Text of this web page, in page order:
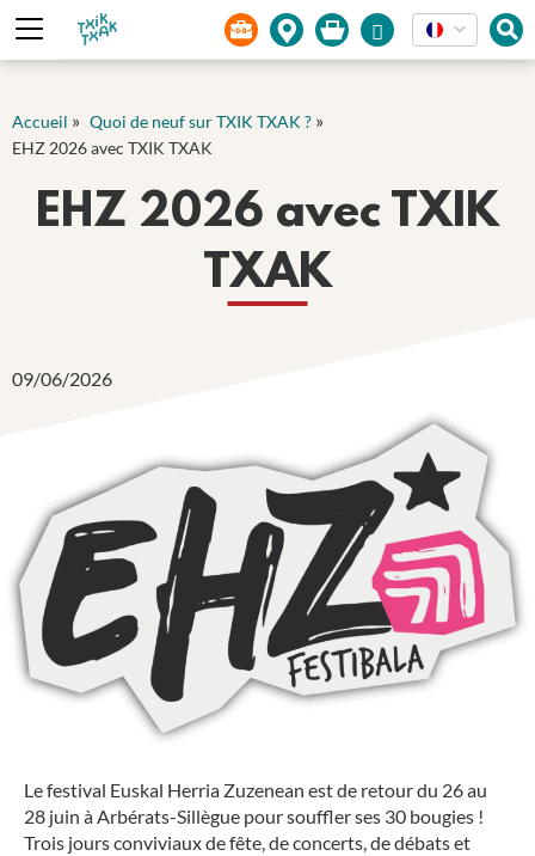
Panneau de gestion des cookies
Accueil » Quoi de neuf sur TXIK TXAK ? »
EHZ 2026 avec TXIK TXAK
EHZ 2026 avec TXIK
TXAK
09/06/2026
Le festival Euskal Herria Zuzenean est de retour du 26 au
28 juin à Arbérats-Sillègue pour souffler ses 30 bougies !
Trois jours conviviaux de fête, de concerts, de débats et